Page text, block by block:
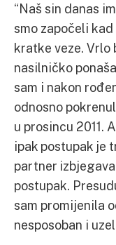
“Naš sin danas
smo započeli
kratke veze. Vrlo
nasilničko
sam i nakon
odnosno
u prosincu 2011.
ipak postupak je
partner
postupak.
sam promijenila
nesposoban i